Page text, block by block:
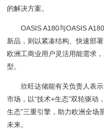
的解决方案。
OASIS A180与OASIS A180
新品，则以紧凑结构、快速部
欧洲工商业用户灵活用能需求
型。
欣旺达储能有关负责人表示
市场，以“技术+生态”双轮驱动
生态”三重引擎，助力欧洲全场
未来。